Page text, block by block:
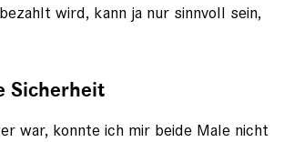
wird, kann ja nur sinnvoll sein,
Sicherheit
war, konnte ich mir beide Male nicht